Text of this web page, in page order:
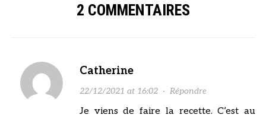
2 COMMENTAIRES
Catherine
22/12/2021 at 16:02· Répondre
Je viens de faire la recette. C’est au